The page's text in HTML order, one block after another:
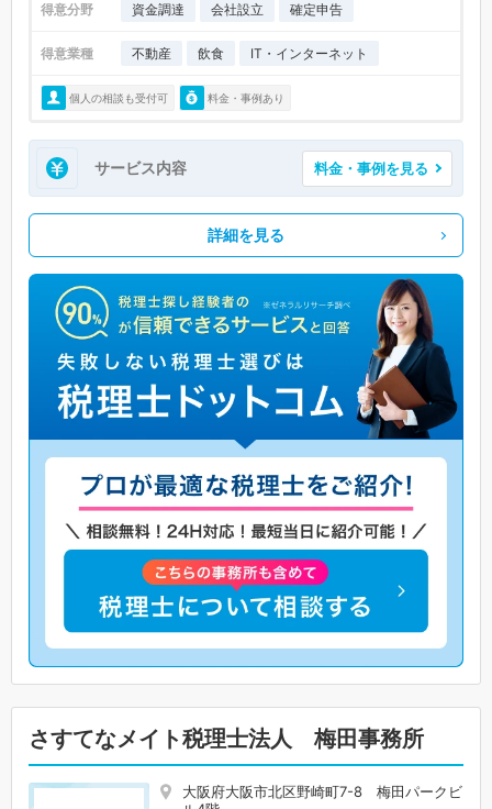
得意分野 資金調達 会社設立 確定申告
得意業種 不動産 飲食 IT・インターネット
個人の相談も受付可 料金・事例あり
サービス内容 料金・事例を見る
詳細を見る
さすてなメイト税理士法人 梅田事務所
大阪府大阪市北区野崎町7-8 梅田パークビ